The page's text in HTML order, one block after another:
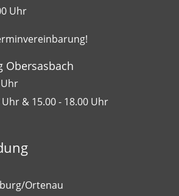
Uhr
Obersasbach
& 15.00 - 18.00 Uhr
Ortenau